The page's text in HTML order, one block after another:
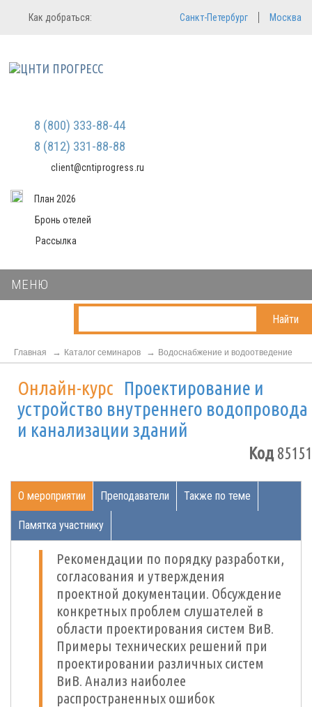
Регистрация
Мы не передаем ваши данные
третьим лицам и не рассылаем
Вход в систему
Как добраться: Санкт-Петербург Москва
8 (800) 333-88-44
8 (812) 331-88-88
client@cntiprogress.ru
План 2026
Бронь отелей
Рассылка
МЕНЮ
Найти
Главная Каталог семинаров Водоснабжение и водоотведение
Онлайн-курс Проектирование и
устройство внутреннего водопровода
и канализации зданий
Код85151
О мероприятии Преподаватели Также по теме
Памятка участнику
Рекомендации по порядку разработки,
согласования и утверждения
проектной документации. Обсуждение
конкретных проблем слушателей в
области проектирования систем ВиВ.
Примеры технических решений при
проектировании различных систем
ВиВ. Анализ наиболее
распространенных ошибок